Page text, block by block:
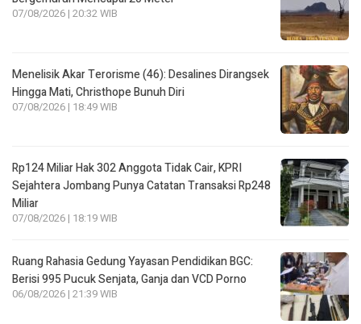
07/08/2026 | 20:32 WIB
Menelisik Akar Terorisme (46): Desalines Dirangsek
Hingga Mati, Christhope Bunuh Diri
07/08/2026 | 18:49 WIB
Rp124 Miliar Hak 302 Anggota Tidak Cair, KPRI
Sejahtera Jombang Punya Catatan Transaksi Rp248
Miliar
07/08/2026 | 18:19 WIB
Ruang Rahasia Gedung Yayasan Pendidikan BGC:
Berisi 995 Pucuk Senjata, Ganja dan VCD Porno
06/08/2026 | 21:39 WIB